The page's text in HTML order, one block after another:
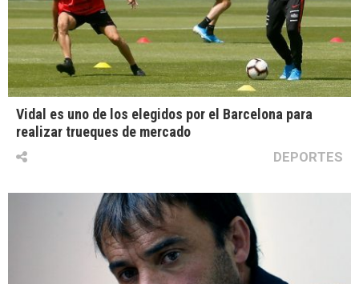
Vidal es uno de los elegidos por el Barcelona para
realizar trueques de mercado
DEPORTES